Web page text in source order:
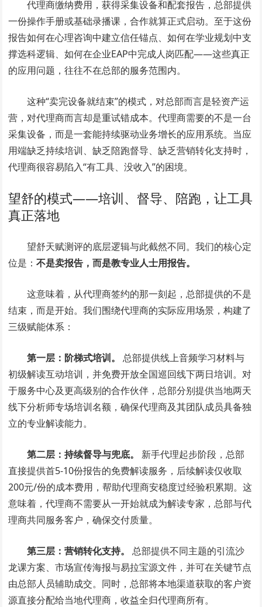
代理商缴纳费用，获得采集设备和配套报告，总部提供
一份操作手册或基础录播课，合作就算正式启动。至于这份
报告如何在心理咨询中建立信任锚点、如何在学业规划中支
撑选科逻辑、如何在企业EAP中完成人岗匹配——这些真正
的应用问题，往往不在总部的服务范围内。
这种“卖完设备就结束”的模式，对总部而言是轻资产运
营，对代理商而言却是重试错成本。代理商需要的不是一台
采集设备，而是一套能持续驱动业务增长的应用系统。当应
用端缺乏持续培训、缺乏陪跑督导、缺乏营销转化支持时，
代理商很容易陷入“有工具、没收入”的困境。
望舒的模式——培训、督导、陪跑，让工具
真正落地
望舒天赋测评的底层逻辑与此截然不同。我们的核心定
位是：不是卖报告，而是教专业人士用报告。
这意味着，从代理商签约的那一刻起，总部提供的不是
结束，而是开始。我们围绕代理商的实际应用场景，构建了
三级赋能体系：
第一层：阶梯式培训。
总部提供线上音频学习材料与
初级解读互动培训，并免费开放全国巡回线下两日培训。对
于服务中心及更高级别的合作伙伴，总部分别提供当地两天
线下分析师专场培训名额，确保代理商及其团队成员具备独
立的专业解读能力。
第二层：持续督导与兜底。
新手代理起步阶段，总部
直接提供首5-10份报告的免费解读服务，后续解读仅收取
200元/份的成本费用，帮助代理商安稳度过经验积累期。这
意味着，代理商不需要从一开始就成为解读专家，总部与代
理商共同服务客户，确保交付质量。
第三层：营销转化支持。
总部提供不同主题的引流沙
龙课方案、市场宣传海报与易拉宝源文件，并可在关键节点
由总部人员辅助成交。同时，总部将本地渠道获取的客户资
源直接分配给当地代理商，收益全归代理商所有。